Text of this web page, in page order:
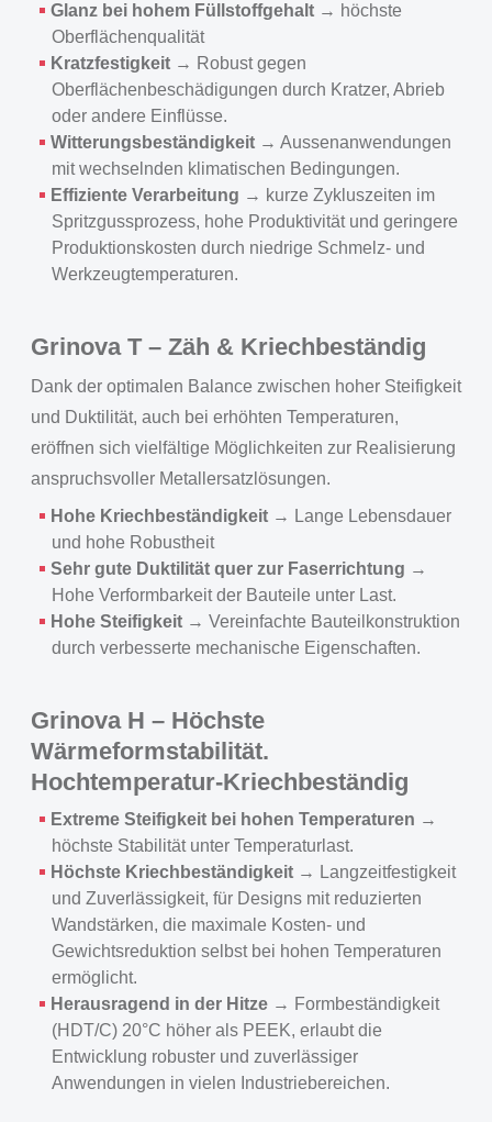
Glanz bei hohem Füllstoffgehalt→ höchste
Oberflächenqualität
Kratzfestigkeit → Robust gegen
Oberflächenbeschädigungen durch Kratzer, Abrieb
oder andere Einflüsse.
Witterungsbeständigkeit → Aussenanwendungen
mit wechselnden klimatischen Bedingungen.
Effiziente Verarbeitung → kurze Zykluszeiten im
Spritzgussprozess, hohe Produktivität und geringere
Produktionskosten durch niedrige Schmelz- und
Werkzeugtemperaturen.
Grinova T – Zäh & Kriechbeständig
Dank der optimalen Balance zwischen hoher Steifigkeit
und Duktilität, auch bei erhöhten Temperaturen,
eröffnen sich vielfältige Möglichkeiten zur Realisierung
anspruchsvoller Metallersatzlösungen.
Hohe Kriechbeständigkeit→ Lange Lebensdauer
und hohe Robustheit
Sehr gute Duktilität quer zur Faserrichtung →
Hohe Verformbarkeit der Bauteile unter Last.
Hohe Steifigkeit→ Vereinfachte Bauteilkonstruktion
durch verbesserte mechanische Eigenschaften.
Grinova H – Höchste
Wärmeformstabilität.
Hochtemperatur-Kriechbeständig
Extreme Steifigkeit bei hohen Temperaturen →
höchste Stabilität unter Temperaturlast.
Höchste Kriechbeständigkeit → Langzeitfestigkeit
und Zuverlässigkeit, für Designs mit reduzierten
Wandstärken, die maximale Kosten- und
Gewichtsreduktion selbst bei hohen Temperaturen
ermöglicht.
Herausragend in der Hitze→ Formbeständigkeit
(HDT/C) 20°C höher als PEEK, erlaubt die
Entwicklung robuster und zuverlässiger
Anwendungen in vielen Industriebereichen.